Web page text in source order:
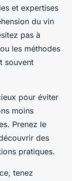
et expertises
du vin
pas à
les méthodes
souvent
pour éviter
moins
Prenez le
des
pratiques.
tenez